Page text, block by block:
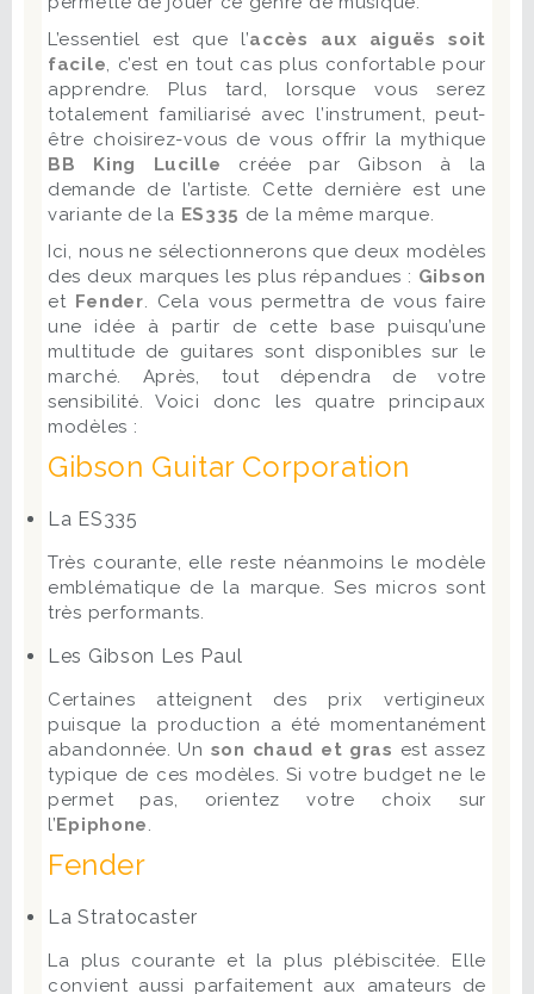
L’essentiel est que l’accès aux aiguës soit
facile, c’est en tout cas plus confortable pour
apprendre. Plus tard, lorsque vous serez
totalement familiarisé avec l’instrument, peut-
être choisirez-vous de vous offrir la mythique
BB King Lucille créée par Gibson à la
demande de l’artiste. Cette dernière est une
variante de la ES335 de la même marque.
Ici, nous ne sélectionnerons que deux modèles
des deux marques les plus répandues : Gibson
et Fender. Cela vous permettra de vous faire
une idée à partir de cette base puisqu’une
multitude de guitares sont disponibles sur le
marché. Après, tout dépendra de votre
sensibilité. Voici donc les quatre principaux
modèles :
Gibson Guitar Corporation
La ES335
Très courante, elle reste néanmoins le modèle
emblématique de la marque. Ses micros sont
très performants.
Les Gibson Les Paul
Certaines atteignent des prix vertigineux
puisque la production a été momentanément
abandonnée. Un son chaud et gras est assez
typique de ces modèles. Si votre budget ne le
permet pas, orientez votre choix sur
l’ Epiphone.
Fender
La Stratocaster
La plus courante et la plus plébiscitée. Elle
convient aussi parfaitement aux amateurs de